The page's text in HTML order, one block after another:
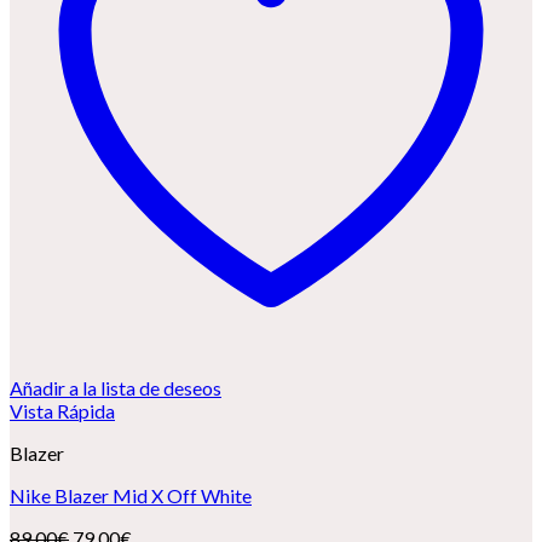
Añadir a la lista de deseos
Vista Rápida
Blazer
Nike Blazer Mid X Off White
El